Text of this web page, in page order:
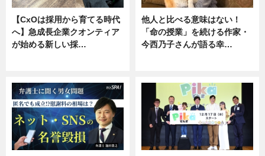
【CxOは採用から育てる時代
へ】急成長企業クオンティア
が始める新しい採…
他人と比べる意味はない！
「命の授業」を続ける作家・
今西乃子さんが語る幸…